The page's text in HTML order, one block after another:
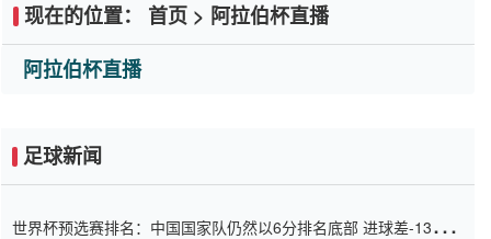
现在的位置： 首页 > 阿拉伯杯直播
阿拉伯杯直播
足球新闻
世界杯预选赛排名：中国国家队仍然以6分排名底部 进球差-13令人